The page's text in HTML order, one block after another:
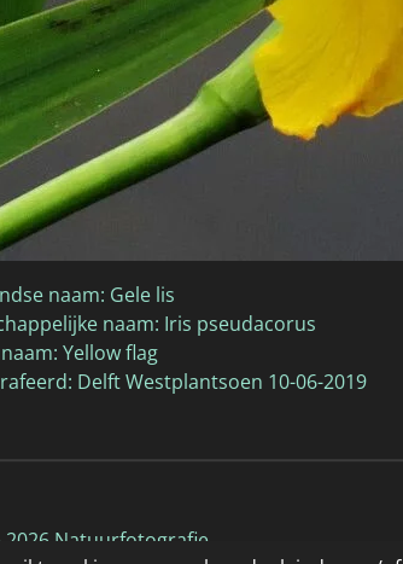
naam: Gele lis
naam: Iris pseudacorus
Yellow flag
Delft Westplantsoen 10-06-2019
2026 Natuurfotografie